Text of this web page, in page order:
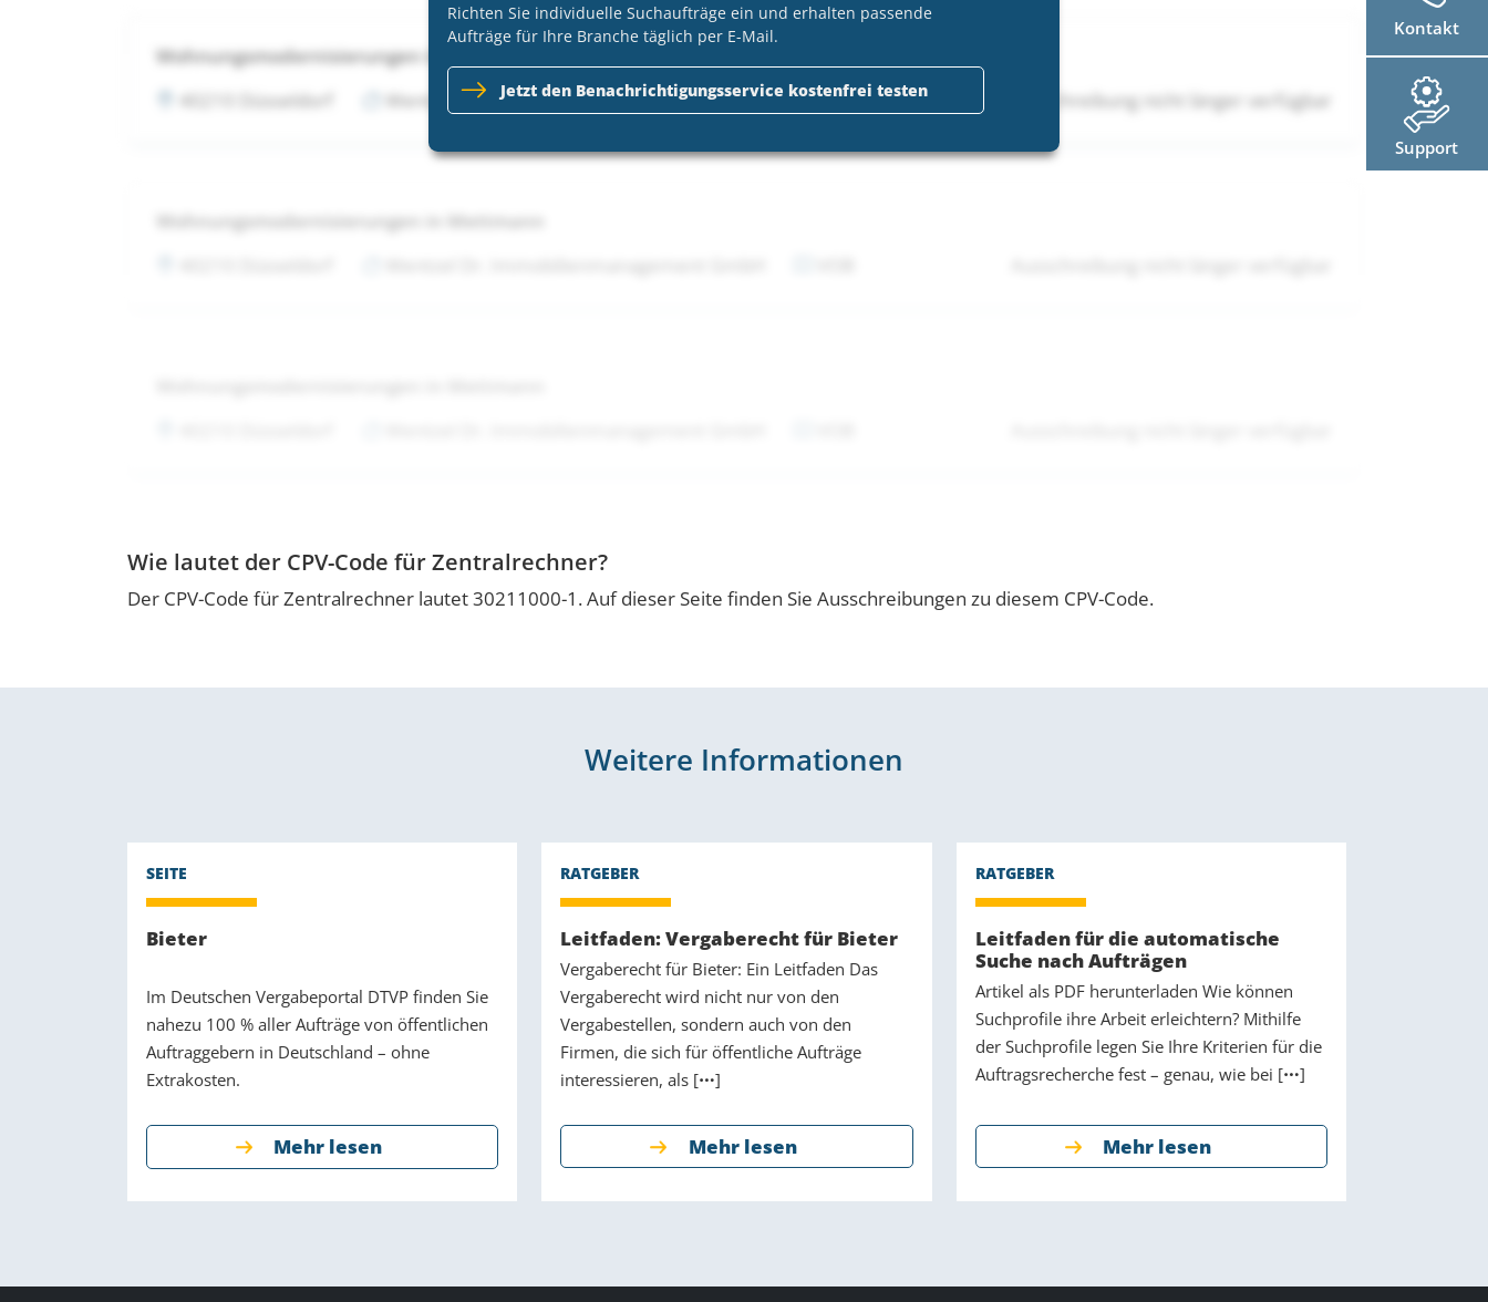
Wohnungsmodernisierungen in Mettmann
40210 Düsseldorf
Wentzel Dr. Immobilienmanagement GmbH VOB Ausschreibung nicht länger verfügbar
Wohnungsmodernisierungen in Mettmann
Richten Sie individuelle Suchaufträge ein und erhalten passende
Aufträge für Ihre Branche täglich per E-Mail.
Jetzt den Benachrichtigungsservice kostenfrei testen
Wie lautet der CPV-Code für Zentralrechner?
Der CPV-Code für Zentralrechner lautet 30211000-1. Auf dieser Seite finden Sie Ausschreibungen zu diesem CPV-Code.
Weitere Informationen
Bieter
Im Deutschen Vergabeportal DTVP finden Sie
nahezu 100 % aller Aufträge von öffentlichen
Auftraggebern in Deutschland – ohne
Extrakosten.
Mehr lesen
Leitfaden: Vergaberecht für Bieter
Vergaberecht für Bieter: Ein Leitfaden Das
Vergaberecht wird nicht nur von den
Vergabestellen, sondern auch von den
Firmen, die sich für öffentliche Aufträge
interessieren, als [
]
Mehr lesen
Leitfaden für die automatische
Suche nach Aufträgen
Artikel als PDF herunterladen Wie können
Suchprofile ihre Arbeit erleichtern? Mithilfe
der Suchprofile legen Sie Ihre Kriterien für die
Auftragsrecherche fest – genau, wie bei [
]
Mehr lesen
Kontakt
Support